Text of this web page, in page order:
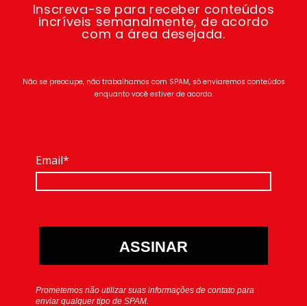
Inscreva-se para receber conteúdos
incríveis semanalmente, de acordo
com a área desejada.
Não se preocupe, não trabalhamos com SPAM, só enviaremos conteúdos
enquanto você estiver de acordo.
Email*
ASSINAR
Prometemos não utilizar suas informações de contato para
enviar qualquer tipo de SPAM.